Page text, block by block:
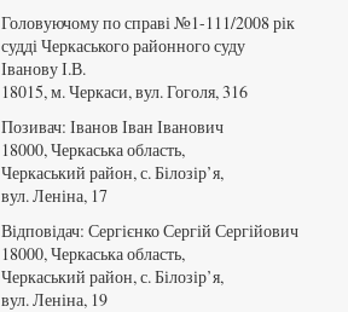
Головуючому по справі №1-111/2008 рік
судді Черкаського районного суду
Іванову І.В.
18015, м. Черкаси, вул. Гоголя, 316
Позивач: Іванов Іван Іванович
18000, Черкаська область,
Черкаський район, с. Білозір’я,
вул. Леніна, 17
Відповідач: Сергієнко Сергій Сергійович
18000, Черкаська область,
Черкаський район, с. Білозір’я,
вул. Леніна, 19